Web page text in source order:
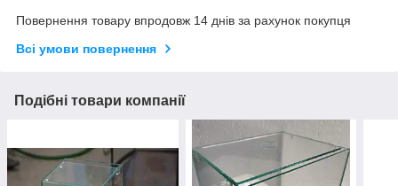
Повернення товару впродовж 14 днів за рахунок покупця
Всі умови повернення
Подібні товари компанії